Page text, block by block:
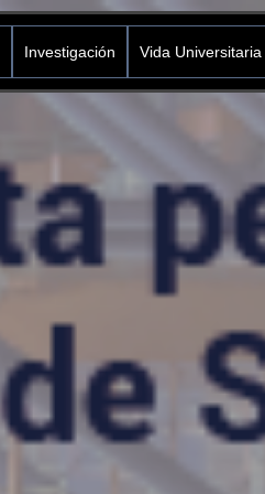
Investigación Vida Universitaria